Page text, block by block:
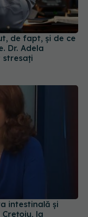
Dr. Adela
stresați
la